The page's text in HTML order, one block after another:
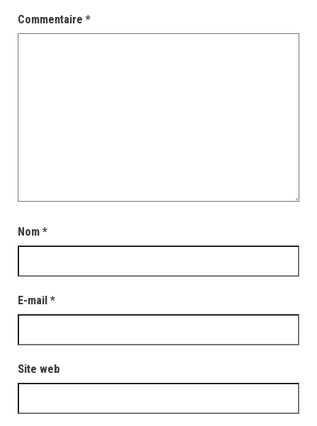
Commentaire *
Nom *
E-mail *
Site web